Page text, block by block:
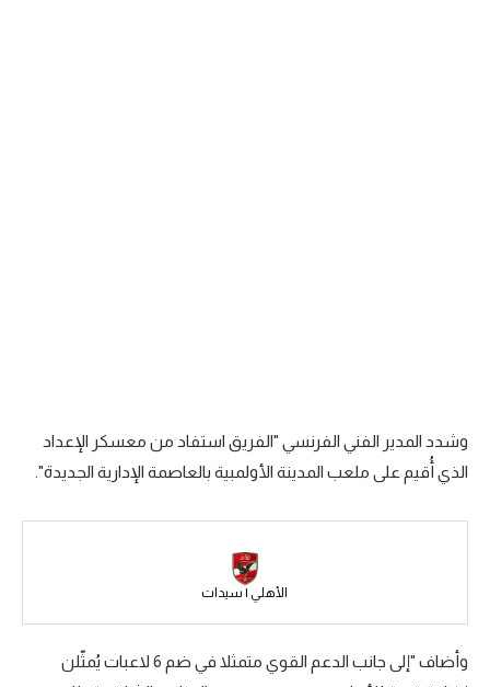
كرة سلة
كرة يد
في المونديال
رياضة نسائية
وشدد المدير الفني الفرنسي "الفريق استفاد من معسكر الإعداد
الذي أُقيم على ملعب المدينة الأولمبية بالعاصمة الإدارية الجديدة".
الأهلي | سيدات
وأضاف "إلى جانب الدعم القوي متمثلا في ضم 6 لاعبات يُمثّلن